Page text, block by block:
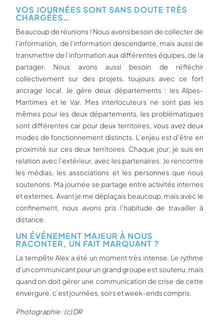
VOS JOURNÉES SONT SANS DOUTE TRÈS
CHARGÉES…
Beaucoup de réunions ! Nous avons besoin de collecter de
l’information, de l’information descendante, mais aussi de
transmettre de l’information aux différentes équipes, de la
partager. Nous avons aussi besoin de réfléchir
collectivement sur des projets, toujours avec ce fort
ancrage local. Je gère deux départements : les Alpes-
Maritimes et le Var. Mes interlocuteurs ne sont pas les
mêmes pour les deux départements, les problématiques
sont différentes car pour deux territoires, vous avez deux
modes de fonctionnement distincts. L’enjeu est d’être en
proximité sur ces deux territoires. Chaque jour, je suis en
relation avec l’extérieur, avec les partenaires. Je rencontre
les médias, les associations et les personnes que nous
soutenons. Ma journée se partage entre activités internes
et externes. Avant je me déplaçais beaucoup, mais avec le
confinement, nous avons pris l’habitude de travailler à
distance.
UN ÉVÉNEMENT MAJEUR À NOUS
RACONTER, UN FAIT MARQUANT ?
La tempête Alex a été un moment très intense. Le rythme
d’un communicant pour un grand groupe est soutenu, mais
quand on doit gérer une communication de crise de cette
envergure, c’est journées, soirs et week-ends compris.
Photographie : (c) DR